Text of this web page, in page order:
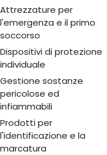
Attrezzature per
l'emergenza e il primo
soccorso
Dispositivi di protezione
individuale
Gestione sostanze
pericolose ed
infiammabili
Prodotti per
l'identificazione e la
marcatura